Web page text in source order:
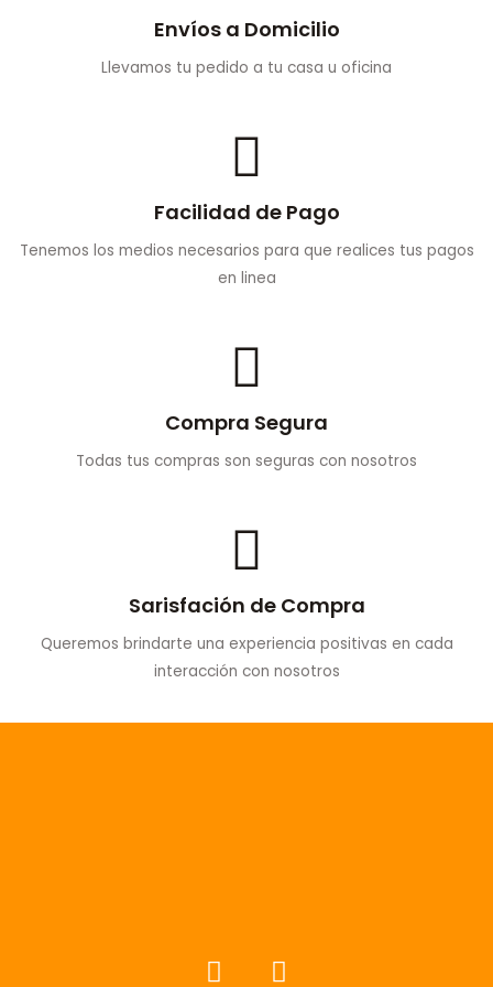
Envíos a Domicilio
Llevamos tu pedido a tu casa u oficina
Facilidad de Pago
Tenemos los medios necesarios para que realices tus pagos
en linea
Compra Segura
Todas tus compras son seguras con nosotros
Sarisfación de Compra
Queremos brindarte una experiencia positivas en cada
interacción con nosotros
F I